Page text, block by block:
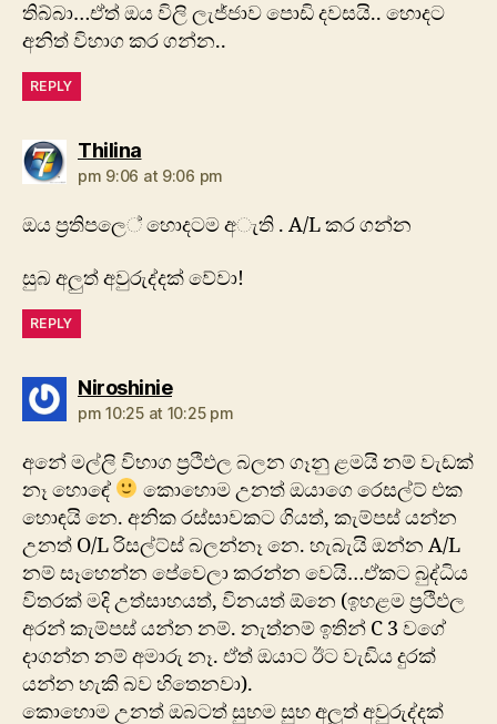
තිබ්බා…ඒත් ඔය විලි ලැජ්ජාව පොඩි දවසයි.. හොදට
අනිත් විහාග කර ගන්න..
REPLY
Thilinasays:
pm 9:06 at 9:06 pm
ඔය ප්‍රතිපලෙ‍් හොදටම අැති . A/L කර ගන්න
සුබ අලුත් අවුරුද්දක් වේවා!
REPLY
Niroshiniesays:
pm 10:25 at 10:25 pm
අනේ මල්ලි විභාග ප්‍රථිඵල බලන ගෑනු ළමයි නම් වැඩක්
නෑ හොඳේ
කොහොම උනත් ඔයාගෙ රෙසල්ට් එක
හොඳයි නෙ. අනික රස්සාවකට ගියත්, කැම්පස් යන්න
උනත් O/L රිසල්ට්ස් බලන්නෑ නෙ. හැබැයි ඔන්න A/L
නම් සෑහෙන්න පේවෙලා කරන්න වෙයි…ඒකට බුද්ධිය
විතරක් මදි උත්සාහයත්, විනයත් ඕනෙ (ඉහළම ප්‍රථිඵල
අරන් කැම්පස් යන්න නම්. නැත්නම් ඉතින් C 3 වගේ
දාගන්න නම් අමාරු නෑ. ඒත් ඔයාට ඊට වැඩිය දුරක්
යන්න හැකි බව හිතෙනවා).
කොහොම උනත් ඔබටත් සුභම සුභ අලුත් අවුරුද්දක්